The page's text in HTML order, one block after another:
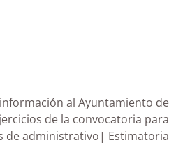
al Ayuntamiento de
de la convocatoria para
de administrativo| Estimatoria